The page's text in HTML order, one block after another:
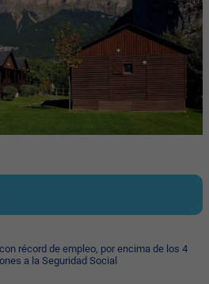
récord de empleo, por encima de los 4
a la Seguridad Social